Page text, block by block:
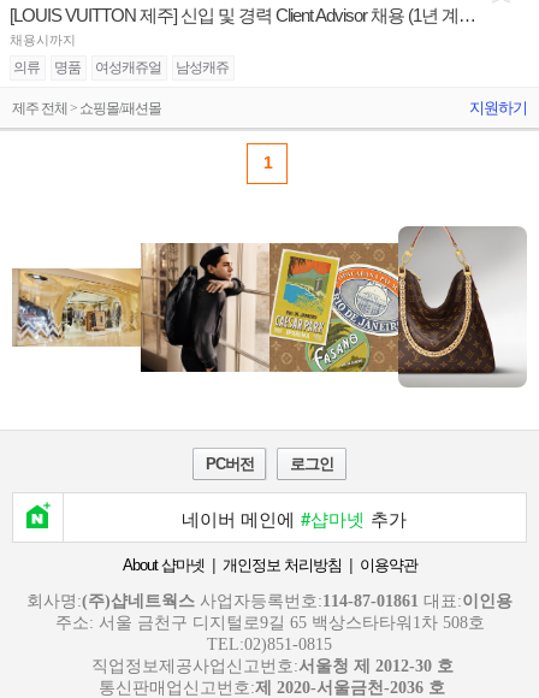
[LOUIS VUITTON 제주] 신입 및 경력 Client Advisor 채용 (1년 계약직)
채용시까지
의류 명품 여성캐쥬얼 남성캐쥬
제주 전체 > 쇼핑몰/패션몰 지원하기
1
PC버전 로그인
네이버 메인에 #샵마넷 추가
About 샵마넷 | 개인정보 처리방침 | 이용약관
회사명:(주)샵네트웍스 사업자등록번호:114-87-01861 대표:이인용
주소: 서울 금천구 디지털로9길 65 백상스타타워1차 508호
TEL:02)851-0815
직업정보제공사업신고번호:서울청 제 2012-30 호
통신판매업신고번호:제 2020-서울금천-2036 호